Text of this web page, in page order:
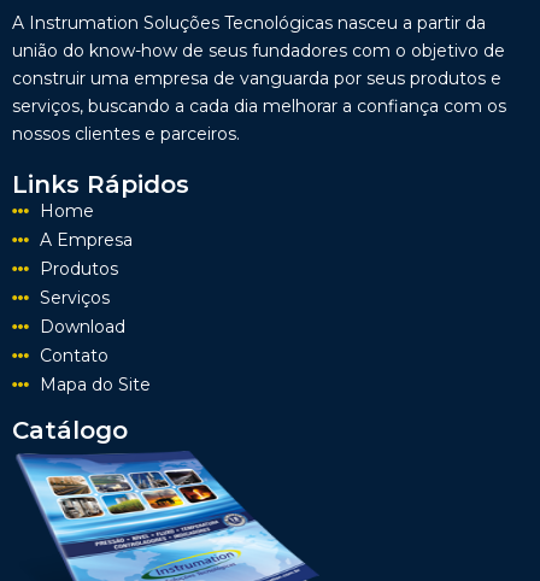
A Instrumation Soluções Tecnológicas nasceu a partir da
união do know-how de seus fundadores com o objetivo de
construir uma empresa de vanguarda por seus produtos e
serviços, buscando a cada dia melhorar a confiança com os
nossos clientes e parceiros.
Links Rápidos
Home
A Empresa
Produtos
Serviços
Download
Contato
Mapa do Site
Catálogo